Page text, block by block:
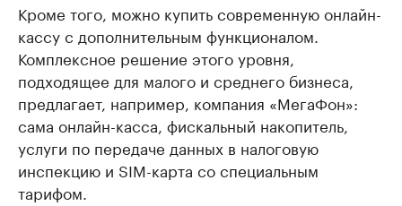
Кроме того, можно купить современную онлайн-
кассу с дополнительным функционалом.
Комплексное решение этого уровня,
подходящее для малого и среднего бизнеса,
предлагает, например, компания «МегаФон»:
сама онлайн-касса, фискальный накопитель,
услуги по передаче данных в налоговую
инспекцию и SIM-карта со специальным
тарифом.